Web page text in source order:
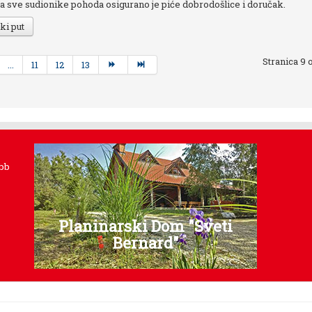
sve sudionike pohoda osigurano je piće dobrodošlice i doručak.
put
Stranica 9
... 11 12 13
Planinarski Dom "Sveti
Bernard"